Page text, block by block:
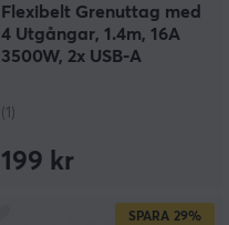
Flexibelt Grenuttag med
4 Utgångar, 1.4m, 16A
3500W, 2x USB-A
(1)
199 kr
SPARA 29%